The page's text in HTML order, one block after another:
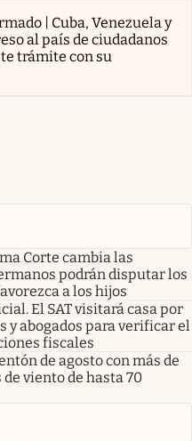
| Cuba, Venezuela y
al país de ciudadanos
trámite con su
Corte cambia las
podrán disputar los
a los hijos
El SAT visitará casa por
y abogados para verificar el
fiscales
de agosto con más de
viento de hasta 70